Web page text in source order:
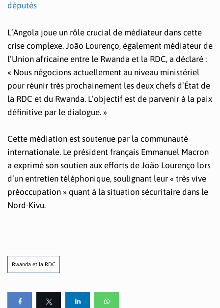
députés
L’Angola joue un rôle crucial de médiateur dans cette
crise complexe. João Lourenço, également médiateur de
l’Union africaine entre le Rwanda et la RDC, a déclaré :
« Nous négocions actuellement au niveau ministériel
pour réunir très prochainement les deux chefs d’État de
la RDC et du Rwanda. L’objectif est de parvenir à la paix
définitive par le dialogue. »
Cette médiation est soutenue par la communauté
internationale. Le président français Emmanuel Macron
a exprimé son soutien aux efforts de João Lourenço lors
d’un entretien téléphonique, soulignant leur « très vive
préoccupation » quant à la situation sécuritaire dans le
Nord-Kivu.
Rwanda et la RDC